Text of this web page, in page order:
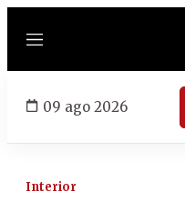
Menú
09 ago 2026
Interior